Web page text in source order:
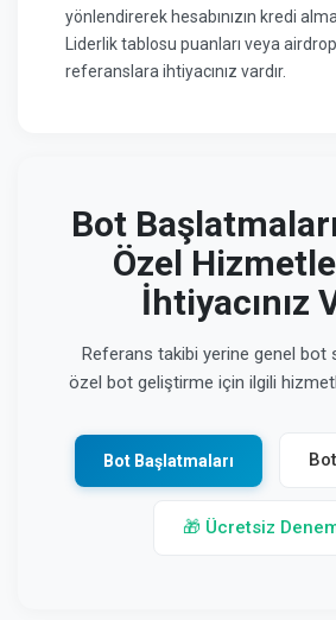
yönlendirerek hesabınızın kredi
Liderlik tablosu puanları veya
referanslara ihtiyacınız vardır.
Bot
Özel
İhtiyacınız
Referans takibi yerine genel bot
özel bot geliştirme için ilgili
Bot Başlatmaları
🎁 Ücretsiz